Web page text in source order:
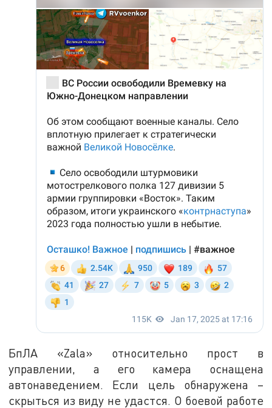
БпЛА «Zala» относительно прост в
управлении, а его камера оснащена
автонаведением. Если цель обнаружена –
скрыться из виду не удастся. О боевой работе